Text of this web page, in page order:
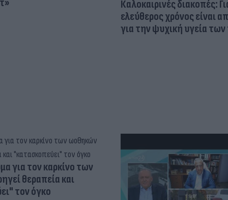
Καλοκαιρινές διακοπές:
ελεύθερος χρόνος είναι
για την ψυχική υγεία
για τον καρκίνο των
θεραπεία και
τον όγκο